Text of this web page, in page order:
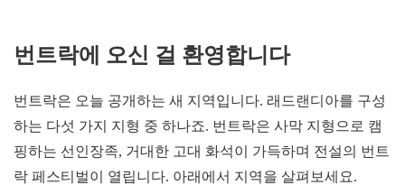
번트락에 오신 걸 환영합니다
번트락은 오늘 공개하는 새 지역입니다. 래드랜디아를 구성
하는 다섯 가지 지형 중 하나죠. 번트락은 사막 지형으로 캠
핑하는 선인장족, 거대한 고대 화석이 가득하며 전설의 번트
락 페스티벌이 열립니다. 아래에서 지역을 살펴보세요.